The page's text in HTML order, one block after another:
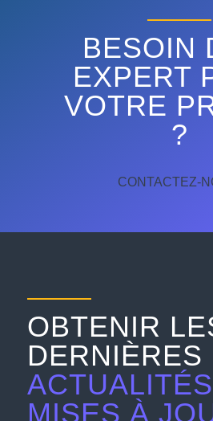
BESOIN
EXPERT
VOTRE
?
CONTACTEZ-
OBTENIR
DERNIÈRES
MISES À